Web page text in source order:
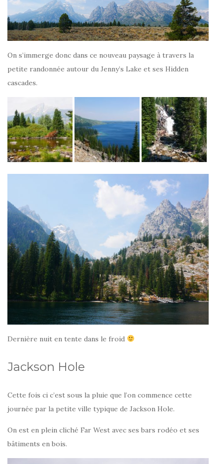
On s’immerge donc dans ce nouveau paysage à travers la
petite randonnée autour du Jenny’s Lake et ses Hidden
cascades.
Dernière nuit en tente dans le froid
Jackson Hole
Cette fois ci c’est sous la pluie que l’on commence cette
journée par la petite ville typique de Jackson Hole.
On est en plein cliché Far West avec ses bars rodéo et ses
bâtiments en bois.